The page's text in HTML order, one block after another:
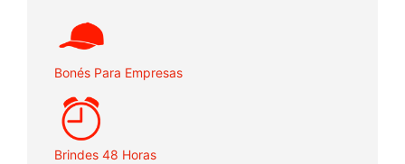
Bonés Para Empresas
Brindes 48 Horas